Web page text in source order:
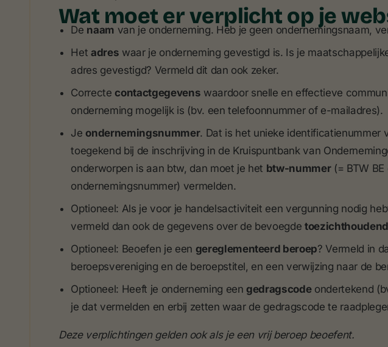
Wat moet er verplicht op je
De naam van je onderneming. Heb je geen ondernemingsnaam,
Hetadres waar je onderneming gevestigd is. Is je
adres gevestigd? Vermeld dit dan ook zeker.
Correctecontactgegevens waardoor snelle en effectieve
onderneming mogelijk is (bv. een telefoonnummer of e-mailadres).
Jeondernemingsnummer. Dat is het unieke identificatienummer
toegekend bij de inschrijving in de Kruispuntbank van
onderworpen is aan btw, dan moet je het btw-nummer(= BTW BE
ondernemingsnummer) vermelden.
Optioneel: Als je voor je handelsactiviteit een vergunning nodig
vermeld dan ook de gegevens over de bevoegde
Optioneel: Beoefen je een gereglementeerd beroep? Vermeld in
beroepsvereniging en de beroepstitel, en een verwijzing naar de
Optioneel: Heeft je onderneming eengedragscodeondertekend
je dat vermelden en erbij zetten waar de gedragscode te
Deze verplichtingen gelden ook als je een vrij beroep beoefent.